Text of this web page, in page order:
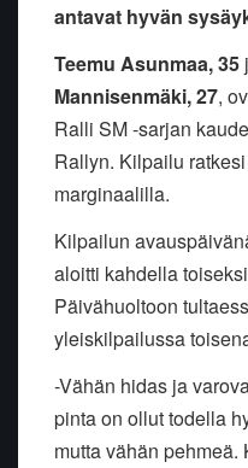
antavat hyvän
Teemu Asunmaa, 35
Mannisenmäki, 27,
Ralli SM -sarjan
Rallyn. Kilpailu
marginaalilla.
Kilpailun
aloitti kahdella
Päivähuoltoon
yleiskilpailussa
-Vähän hidas ja
pinta on ollut todella
mutta vähän